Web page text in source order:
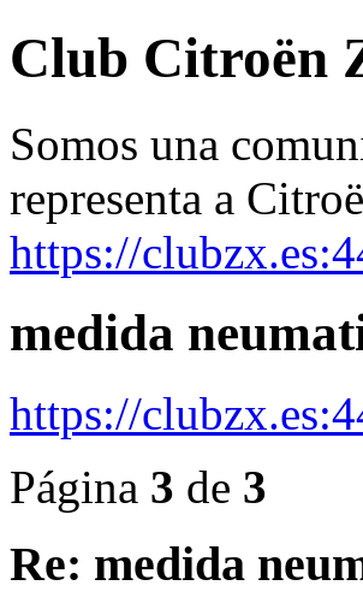
Club Citroën
Somos una
representa a
https://
medida
https://
Página 3 de 3
Re: medida